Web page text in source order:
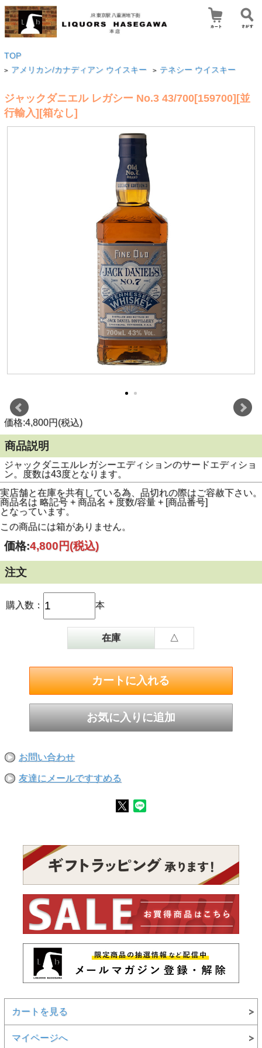
TOP
> アメリカン/カナディアン ウイスキー > テネシー ウイスキー
ジャックダニエル レガシー No.3 43/700[159700][並
行輸入][箱なし]
価格:4,800円(税込)
商品説明
ジャックダニエルレガシーエディションのサードエディショ
ン。度数は43度となります。
実店舗と在庫を共有している為、品切れの際はご容赦下さい。
商品名は 略記号 + 商品名 + 度数/容量 + [商品番号]
となっています。
この商品には箱がありません。
価格:4,800円(税込)
注文
購入数： 本
在庫 △
お問い合わせ
友達にメールですすめる
カートを見る
マイページへ